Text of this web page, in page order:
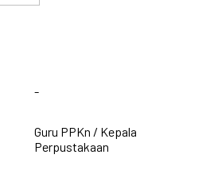
-
Guru PPKn / Kepala
Perpustakaan